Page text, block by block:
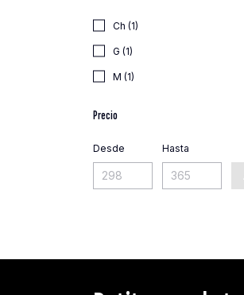
Ch (1)
G (1)
M (1)
Precio
Desde Hasta